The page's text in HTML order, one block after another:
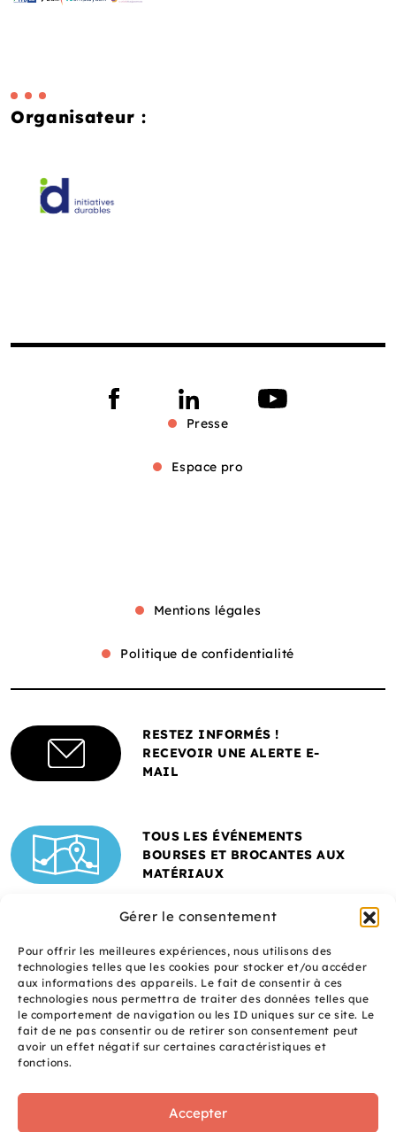
Gérer le consentement
Pour offrir les meilleures expériences, nous utilisons des
technologies telles que les cookies pour stocker et/ou accéder
aux informations des appareils. Le fait de consentir à ces
technologies nous permettra de traiter des données telles que
le comportement de navigation ou les ID uniques sur ce site. Le
fait de ne pas consentir ou de retirer son consentement peut
avoir un effet négatif sur certaines caractéristiques et
fonctions.
Accepter
Organisateur :
Presse
Espace pro
Mentions légales
Politique de confidentialité
RESTEZ INFORMÉS !
RECEVOIR UNE ALERTE E-
MAIL
TOUS LES ÉVÉNEMENTS
BOURSES ET BROCANTES AUX
MATÉRIAUX
Un site réalisé avec